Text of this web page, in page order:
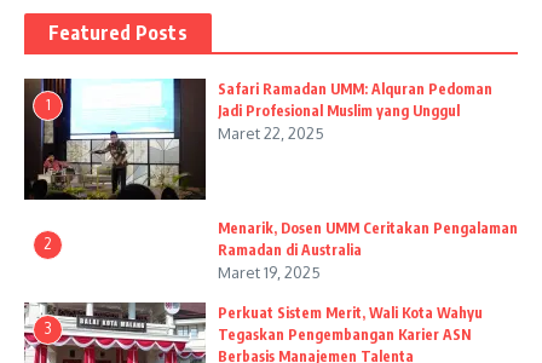
Featured Posts
1
Safari Ramadan UMM: Alquran Pedoman
Jadi Profesional Muslim yang Unggul
Maret 22, 2025
2
Menarik, Dosen UMM Ceritakan Pengalaman
Ramadan di Australia
Maret 19, 2025
3
Perkuat Sistem Merit, Wali Kota Wahyu
Tegaskan Pengembangan Karier ASN
Berbasis Manajemen Talenta